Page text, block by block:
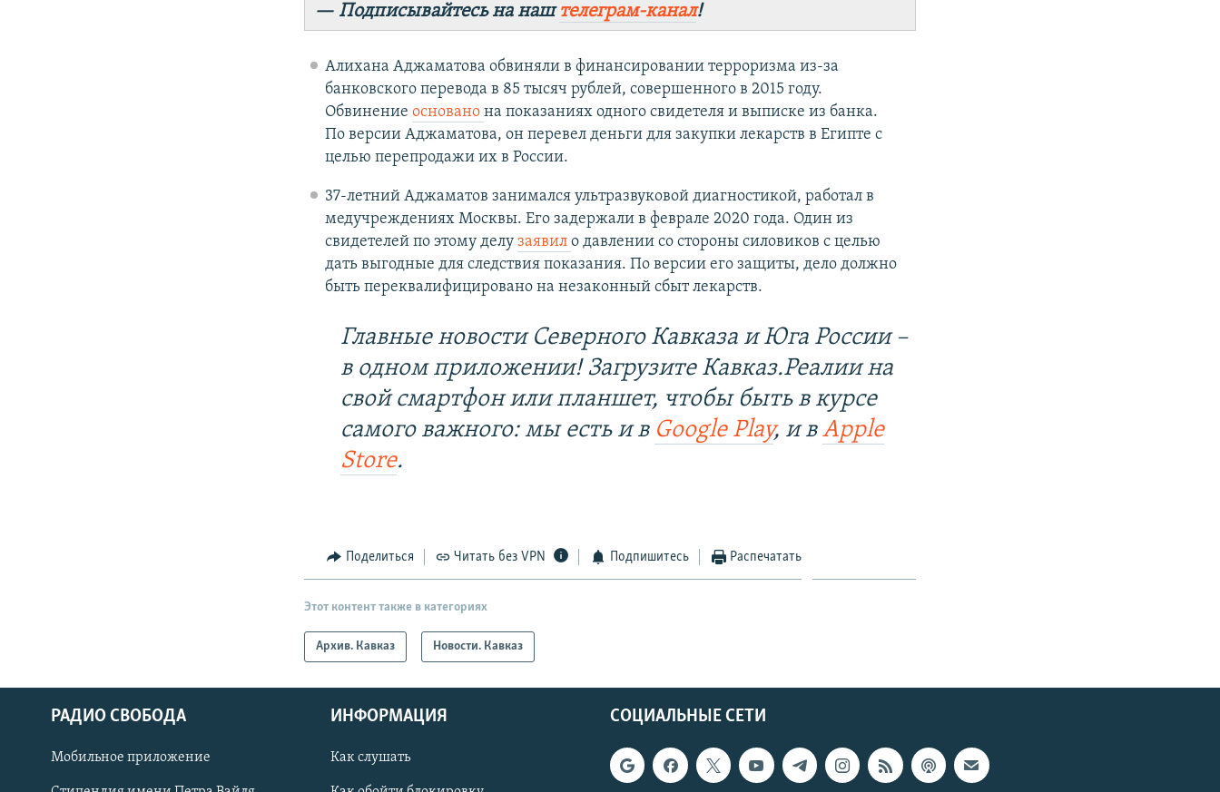
СОЦИАЛЬНЫЕ СЕТИ
— Подписывайтесь на наштелеграм-канал!
Алихана Аджаматова обвиняли в финансировании терроризма из-за
банковского перевода в 85 тысяч рублей, совершенного в 2015 году.
Обвинение основано на показаниях одного свидетеля и выписке из банка.
По версии Аджаматова, он перевел деньги для закупки лекарств в Египте с
целью перепродажи их в России.
37-летний Аджаматов занимался ультразвуковой диагностикой, работал в
медучреждениях Москвы. Его задержали в феврале 2020 года. Один из
свидетелей по этому делу заявил о давлении со стороны силовиков с целью
дать выгодные для следствия показания. По версии его защиты, дело должно
быть переквалифицировано на незаконный сбыт лекарств.
Главные новости Северного Кавказа и Юга России –
в одном приложении! Загрузите Кавказ.Реалии на
свой смартфон или планшет, чтобы быть в курсе
самого важного: мы есть и в Google Play, и вApple
Store.
Поделиться Читать без VPN Подпишитесь Распечатать
Этот контент также в категориях
Архив. Кавказ Новости. Кавказ
СОЦИАЛЬНЫЕ СЕТИ
РАДИО СВОБОДА
Мобильное приложение
ИНФОРМАЦИЯ
Как слушать